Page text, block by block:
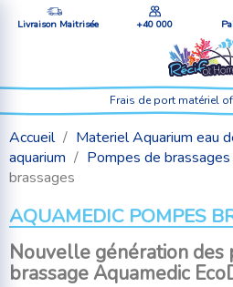
Livraison Maitrisée +40 000
Frais de port matériel
Accueil Materiel Aquarium eau
aquarium
Pompes de brassages
brassages
AQUAMEDIC POMPES
Nouvelle génération des
brassage Aquamedic